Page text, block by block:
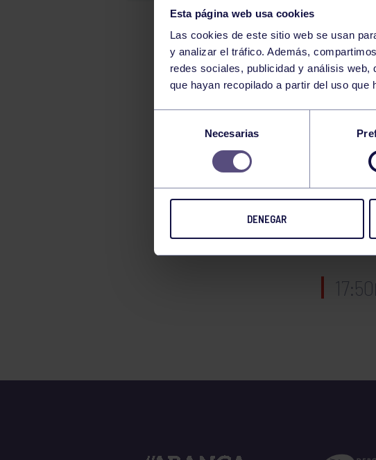
Esta página web usa cookies
Las cookies de este sitio web se usan
y analizar el tráfico. Además,
redes sociales, publicidad y análisis web,
que hayan recopilado a partir del uso que
consentimiento
Necesarias
DENEGAR
MONTAÑA
NATACIÓN
SURF
TIRO CON ARCO
VELA
12:00
16:35
17:00
17:50